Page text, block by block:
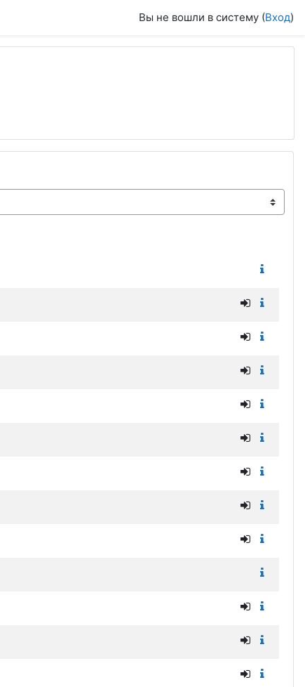
Вы не вошли в систему (Вход)